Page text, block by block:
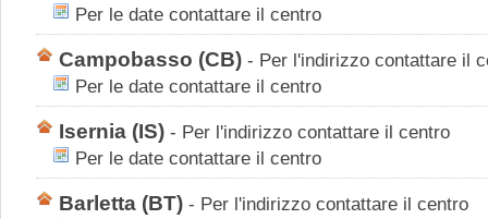
Per le date contattare il centro
Campobasso (CB) - Per l'indirizzo contattare il
Per le date contattare il centro
Isernia (IS) - Per l'indirizzo contattare il centro
Per le date contattare il centro
Barletta (BT) - Per l'indirizzo contattare il centro